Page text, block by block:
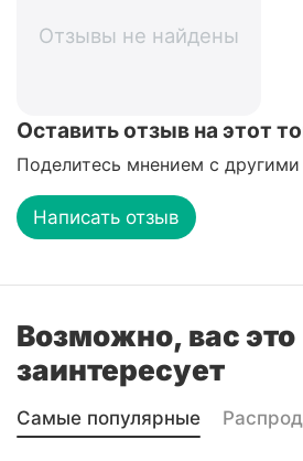
Отзывы не найдены
Оставить отзыв на этот
Поделитесь мнением с другими
Написать отзыв
Возможно, вас это
заинтересует
Самые популярные